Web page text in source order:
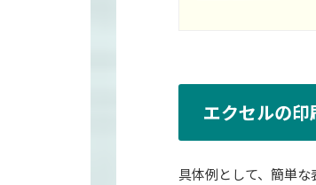
エクセルの
具体例として、簡単な